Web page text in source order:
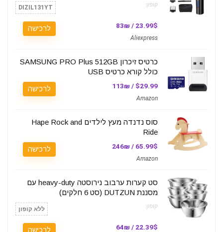
קופון: DIZIL131YT
23.99$ / 83₪
Aliexpress
לרכישה
כרטיס זיכרון SAMSUNG PRO Plus 512GB
כולל קורא כרטיס USB
$29.99 / 113₪
Amazon
לרכישה
סוס נדנדה מעץ לילדים Hape Rock and
Ride
65.99$ / 246₪
Amazon
לרכישה
סט קערות ערבוב נירוסטה heavy-duty עם
מסננת DUTZUN (סט 6 חלקים)
קופון: ללא קופון
22.39$ / 64₪
לרכישה